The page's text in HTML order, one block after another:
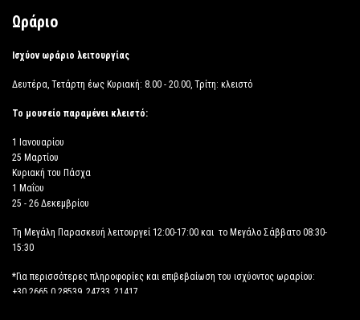
Ωράριο
Ισχύον ωράριο λειτουργίας
Δευτέρα, Τετάρτη έως Κυριακή: 8.00 - 20.00, Τρίτη: κλειστό
Το μουσείο παραμένει κλειστό:
1 Ιανουαρίου
25 Μαρτίου
Κυριακή του Πάσχα
1 Μαΐου
25 - 26 Δεκεμβρίου
Τη Μεγάλη Παρασκευή λειτουργεί 12:00-17:00 και το Μεγάλο Σάββατο 08:30-
15:30
*Για περισσότερες πληροφορίες και επιβεβαίωση του ισχύοντος ωραρίου:
+30 2665 0 28539, 24733, 21417